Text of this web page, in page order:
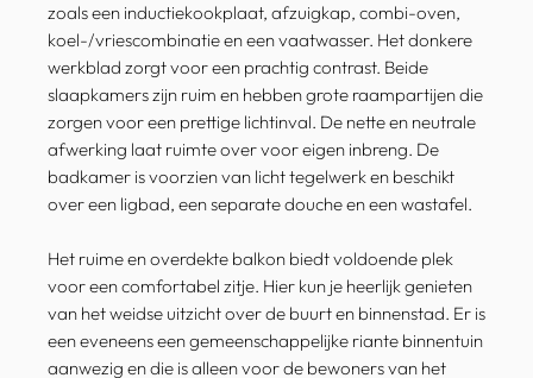
zoals een inductiekookplaat, afzuigkap, combi-oven,
koel-/vriescombinatie en een vaatwasser. Het donkere
werkblad zorgt voor een prachtig contrast. Beide
slaapkamers zijn ruim en hebben grote raampartijen die
zorgen voor een prettige lichtinval. De nette en neutrale
afwerking laat ruimte over voor eigen inbreng. De
badkamer is voorzien van licht tegelwerk en beschikt
over een ligbad, een separate douche en een wastafel.
Het ruime en overdekte balkon biedt voldoende plek
voor een comfortabel zitje. Hier kun je heerlijk genieten
van het weidse uitzicht over de buurt en binnenstad. Er is
een eveneens een gemeenschappelijke riante binnentuin
aanwezig en die is alleen voor de bewoners van het